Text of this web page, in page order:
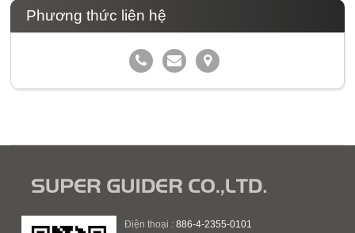
Phương thức liên hệ
Điện thoại :886-4-2355-0101